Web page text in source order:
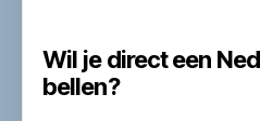
Wil je direct een
bellen?